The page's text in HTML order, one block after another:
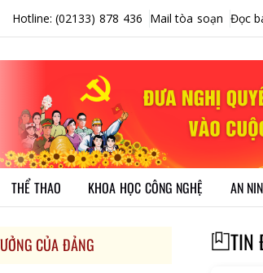
Hotline: (02133) 878 436 Mail tòa soạn Đọc
THỂ THAO KHOA HỌC CÔNG NGHỆ AN
CỦA ĐẢNG TIN